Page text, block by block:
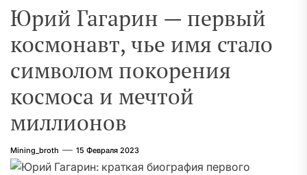
Юрий Гагарин — первый
космонавт, чье имя стало
символом покорения
космоса и мечтой
миллионов
Mining_broth 15 Февраля 2023